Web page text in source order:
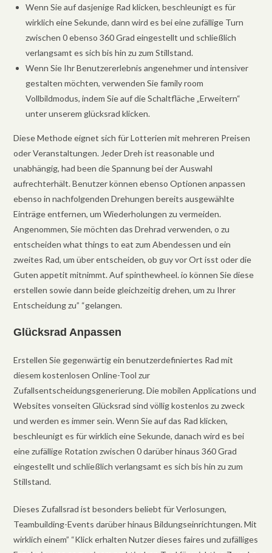
Wenn Sie auf dasjenige Rad klicken, beschleunigt es für
wirklich eine Sekunde, dann wird es bei eine zufällige Turn
zwischen 0 ebenso 360 Grad eingestellt und schließlich
verlangsamt es sich bis hin zu zum Stillstand.
Wenn Sie Ihr Benutzererlebnis angenehmer und intensiver
gestalten möchten, verwenden Sie family room
Vollbildmodus, indem Sie auf die Schaltfläche „Erweitern“
unter unserem glücksrad klicken.
Diese Methode eignet sich für Lotterien mit mehreren Preisen
oder Veranstaltungen. Jeder Dreh ist reasonable und
unabhängig, had been die Spannung bei der Auswahl
aufrechterhält. Benutzer können ebenso Optionen anpassen
ebenso in nachfolgenden Drehungen bereits ausgewählte
Einträge entfernen, um Wiederholungen zu vermeiden.
Angenommen, Sie möchten das Drehrad verwenden, o zu
entscheiden what things to eat zum Abendessen und ein
zweites Rad, um über entscheiden, ob guy vor Ort isst oder die
Guten appetit mitnimmt. Auf spinthewheel. io können Sie diese
erstellen sowie dann beide gleichzeitig drehen, um zu Ihrer
Entscheidung zu” “gelangen.
Glücksrad Anpassen
Erstellen Sie gegenwärtig ein benutzerdefiniertes Rad mit
diesem kostenlosen Online-Tool zur
Zufallsentscheidungsgenerierung. Die mobilen Applications und
Websites vonseiten Glücksrad sind völlig kostenlos zu zweck
und werden es immer sein. Wenn Sie auf das Rad klicken,
beschleunigt es für wirklich eine Sekunde, danach wird es bei
eine zufällige Rotation zwischen 0 darüber hinaus 360 Grad
eingestellt und schließlich verlangsamt es sich bis hin zu zum
Stillstand.
Dieses Zufallsrad ist besonders beliebt für Verlosungen,
Teambuilding-Events darüber hinaus Bildungseinrichtungen. Mit
wirklich einem” “Klick erhalten Nutzer dieses faires und zufälliges